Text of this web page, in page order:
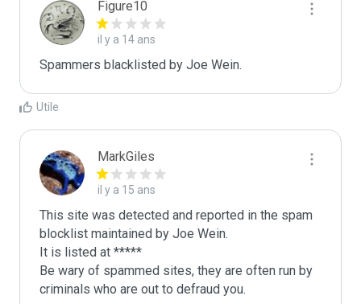
Figure10
il y a 14 ans
Spammers blacklisted by Joe Wein.
Utile
MarkGiles
il y a 15 ans
This site was detected and reported in the spam
blocklist maintained by Joe Wein.
It is listed at *****
Be wary of spammed sites, they are often run by
criminals who are out to defraud you.